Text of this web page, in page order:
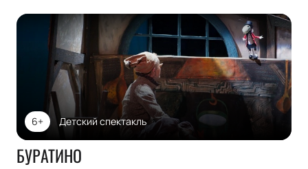
Детский спектакль
6+
БУРАТИНО